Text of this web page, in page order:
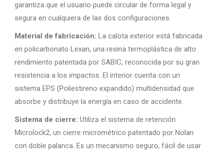
garantiza que el usuario puede circular de forma legal y
segura en cualquiera de las dos configuraciones.
Material de fabricación: La calota exterior está fabricada
en policarbonato Lexan, una resina termoplástica de alto
rendimiento patentada por SABIC, reconocida por su gran
resistencia a los impactos. El interior cuenta con un
sistema EPS (Poliestireno expandido) multidensidad que
absorbe y distribuye la energía en caso de accidente.
Sistema de cierre: Utiliza el sistema de retención
Microlock2, un cierre micrométrico patentado por Nolan
con doble palanca. Es un mecanismo seguro, fácil de usar